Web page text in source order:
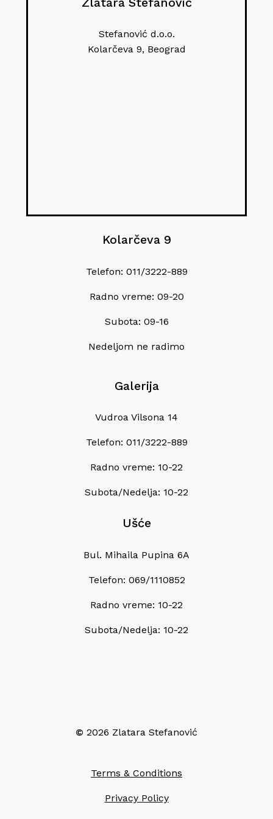
Stefanović d.o.o.
Kolarčeva 9, Beograd
Kolarčeva 9
Telefon: 011/3222-889
Radno vreme: 09-20
Subota: 09-16
Nedeljom ne radimo
Galerija
Vudroa Vilsona 14
Telefon: 011/3222-889
Radno vreme: 10-22
Subota/Nedelja: 10-22
Ušće
Bul. Mihaila Pupina 6A
Telefon: 069/1110852
Radno vreme: 10-22
Subota/Nedelja: 10-22
© 2026 Zlatara Stefanović
Terms & Conditions
Privacy Policy